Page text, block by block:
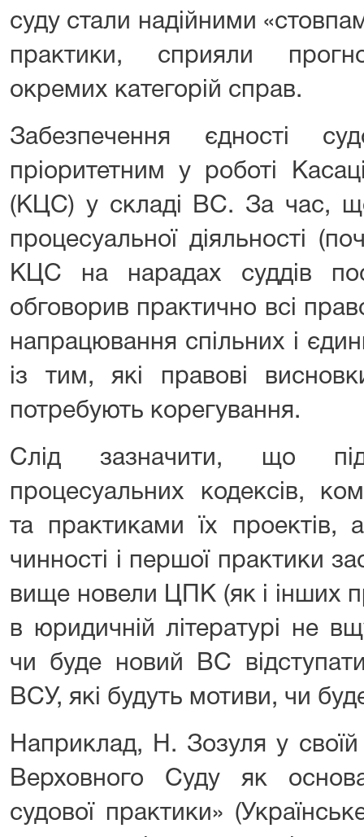
суду стали надійними
практики, сприяли
окремих категорій справ.
Забезпечення єдності
пріоритетним у роботі
(КЦС) у складі ВС. За час,
процесуальної діяльності
КЦС на нарадах суддів
обговорив практично всі
напрацювання спільних і
із тим, які правові
потребують корегування.
Слід зазначити, що
процесуальних кодексів,
та практиками їх проектів,
чинності і першої практики
вище новели ЦПК (як і інших
в юридичній літературі не
чи буде новий ВС
ВСУ, які будуть мотиви, чи
Наприклад, Н. Зозуля у своїй
Верховного Суду як
судової практики»